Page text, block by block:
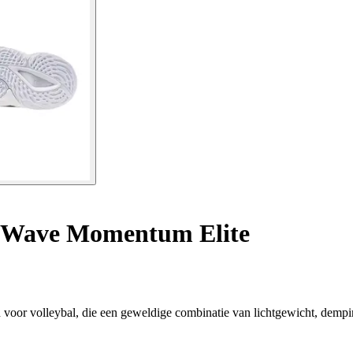
Momentum Elite
volleybal, die een geweldige combinatie van lichtgewicht,